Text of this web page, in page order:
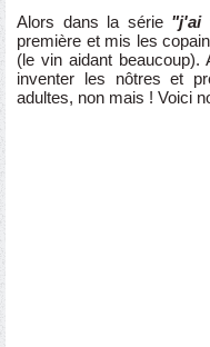
Alors dans la série "j'ai
première et mis les
(le vin aidant
inventer les nôtres et
adultes, non mais ! Voici